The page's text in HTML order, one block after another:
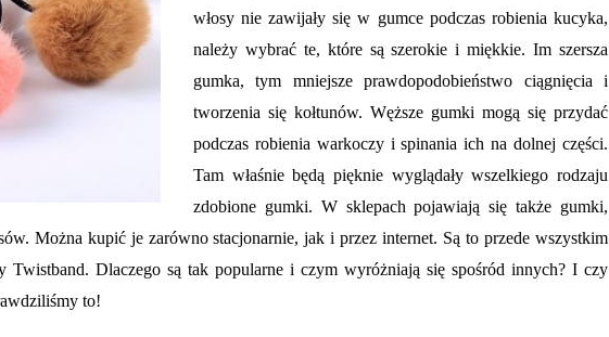
włosy nie zawijały się w gumce podczas robienia kucyka,
należy wybrać te, które są szerokie i miękkie. Im szersza
gumka, tym mniejsze prawdopodobieństwo ciągnięcia i
tworzenia się kołtunów. Węższe gumki mogą się przydać
podczas robienia warkoczy i spinania ich na dolnej części.
Tam właśnie będą pięknie wyglądały wszelkiego rodzaju
zdobione gumki. W sklepach pojawiają się także gumki,
Można kupić je zarówno stacjonarnie, jak i przez internet. Są to przede wszystkim
Twistband. Dlaczego są tak popularne i czym wyróżniają się spośród innych? I czy
to!